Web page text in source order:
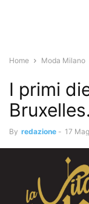
Home Moda Milano
I primi
Bruxelles.
By redazione - 17